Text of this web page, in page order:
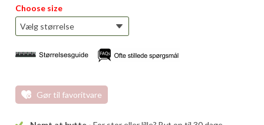
Choose size
Gør til favoritvare